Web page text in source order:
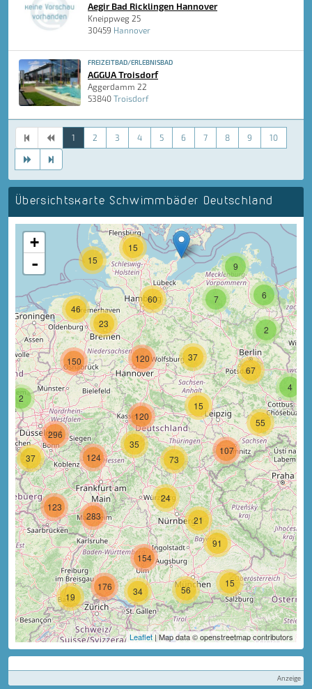
Aegir Bad Ricklingen Hannover
Kneippweg 25
30459 Hannover
FREIZEITBAD/ERLEBNISBAD
AGGUA Troisdorf
Aggerdamm 22
53840 Troisdorf
1 2 3 4 5 6 7 8 9 10
Übersichtskarte Schwimmbäder Deutschland
4
23
46
6
7
9
35
120
2
120
37
67
21
15
73
55
107
15
15
60
37
19
176 15
34
91
56
2
150
296
24
124
123
154
283
+
-
Leaflet | Map data © openstreetmap contributors
Anzeige